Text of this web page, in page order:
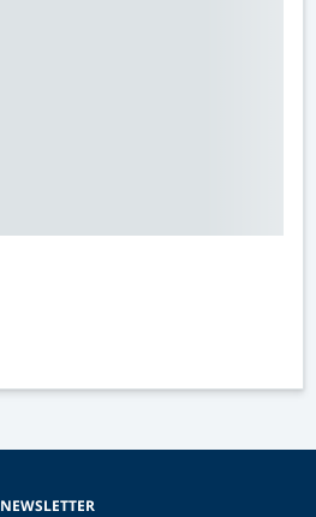
NEWSLETTER